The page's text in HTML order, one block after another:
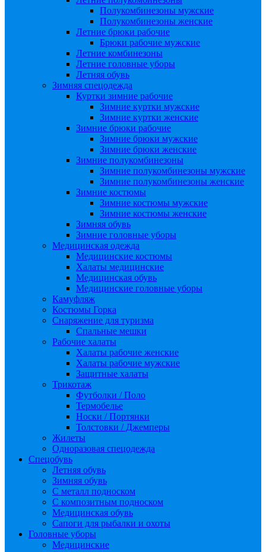
Полукомбинезоны мужские
Полукомбинезоны женские
Летние брюки рабочие
Брюки рабочие мужские
Летние комбинезоны
Летние головные уборы
Летняя обувь
Зимняя спецодежда
Куртки зимние рабочие
Зимние куртки мужские
Зимние куртки женские
Зимние брюки рабочие
Зимние брюки мужские
Зимние брюки женские
Зимние полукомбинезоны
Зимние полукомбинезоны мужские
Зимние полукомбинезоны женские
Зимние костюмы
Зимние костюмы мужские
Зимние костюмы женские
Зимняя обувь
Зимние головные уборы
Медицинская одежда
Медицинские костюмы
Халаты медицинские
Медицинская обувь
Медицинские головные уборы
Камуфляж
Костюмы Горка
Снаряжение для туризма
Спальные мешки
Рабочие халаты
Халаты рабочие женские
Халаты рабочие мужские
Защитные халаты
Трикотаж
Футболки / Поло
Термобелье
Носки / Портянки
Толстовки / Джемперы
Жилеты
Одноразовая спецодежда
Спецобувь
Летняя обувь
Зимняя обувь
С металл подноском
С композитным подноском
Медицинская обувь
Сапоги для рыбалки и охоты
Головные уборы
Медицинские